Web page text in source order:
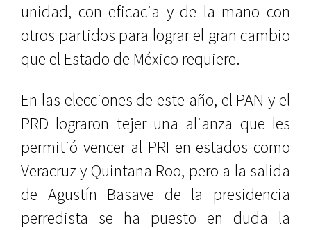
unidad, con eficacia y de la mano con
otros partidos para lograr el gran cambio
que el Estado de México requiere.
En las elecciones de este año, el PAN y el
PRD lograron tejer una alianza que les
permitió vencer al PRI en estados como
Veracruz y Quintana Roo, pero a la salida
de Agustín Basave de la presidencia
perredista se ha puesto en duda la